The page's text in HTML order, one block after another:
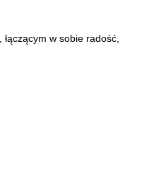
w sobie radość,